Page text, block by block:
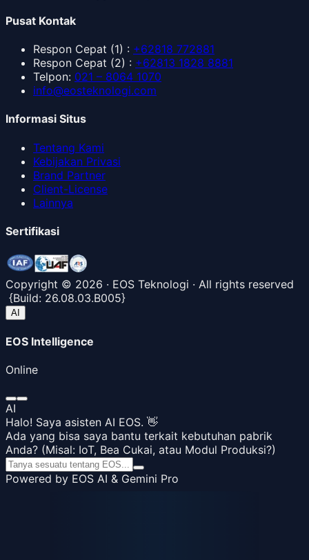
Pusat Kontak
Respon Cepat (1) : +62818 772881
Respon Cepat (2) : +62813 1828 8881
Telpon: 021 – 8064 1070
info@eosteknologi.com
Informasi Situs
Tentang Kami
Kebijakan Privasi
Brand Partner
Client-License
Lainnya
Sertifikasi
Copyright © 2026 · EOS Teknologi · All rights reserved
{Build: 26.08.03.B005}
AI
EOS Intelligence
Online
AI
Halo! Saya asisten AI EOS. 👋
Ada yang bisa saya bantu terkait kebutuhan pabrik
Anda? (Misal: IoT, Bea Cukai, atau Modul Produksi?)
Powered by EOS AI & Gemini Pro